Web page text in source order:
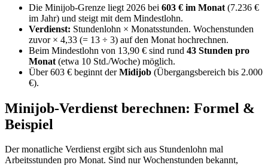
Die Minijob-Grenze liegt 2026 bei 603 € im Monat (7.236 €
im Jahr) und steigt mit dem Mindestlohn.
Verdienst: Stundenlohn × Monatsstunden. Wochenstunden
zuvor × 4,33 (= 13 ÷ 3) auf den Monat hochrechnen.
Beim Mindestlohn von 13,90 € sind rund 43 Stunden pro
Monat (etwa 10 Std./Woche) möglich.
Über 603 € beginnt der Midijob (Übergangsbereich bis 2.000
€).
Minijob-Verdienst berechnen: Formel &
Beispiel
Der monatliche Verdienst ergibt sich aus Stundenlohn mal
Arbeitsstunden pro Monat. Sind nur Wochenstunden bekannt,